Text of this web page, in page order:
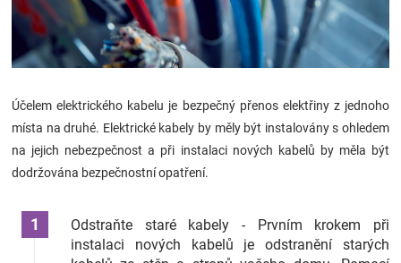
děti
oblečení
Novinky
Značky
Účelem elektrického kabelu je bezpečný přenos elektřiny z jednoho
místa na druhé. Elektrické kabely by měly být instalovány s ohledem
na jejich nebezpečnost a při instalaci nových kabelů by měla být
dodržována bezpečnostní opatření.
Odstraňte staré kabely - Prvním krokem při
instalaci nových kabelů je odstranění starých